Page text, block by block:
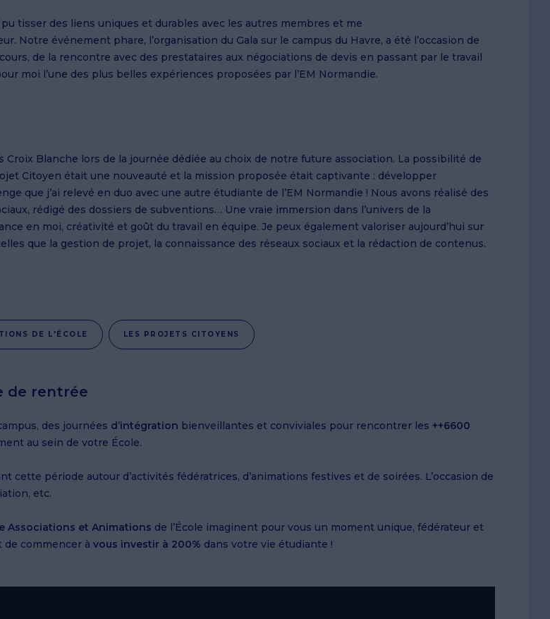
tisser des liens uniques et durables avec les autres membres et me
Notre événement phare, l’organisation du Gala sur le campus du Havre, a été l’occasion de
de la rencontre avec des prestataires aux négociations de devis en passant par le travail
moi l’une des plus belles expériences proposées par l’EM Normandie.
Croix Blanche lors de la journée dédiée au choix de notre future association. La possibilité de
Citoyen était une nouveauté et la mission proposée était captivante : développer
que j’ai relevé en duo avec une autre étudiante de l’EM Normandie ! Nous avons réalisé des
rédigé des dossiers de subventions… Une vraie immersion dans l’univers de la
en moi, créativité et goût du travail en équipe. Je peux également valoriser aujourd’hui sur
que la gestion de projet, la connaissance des réseaux sociaux et la rédaction de contenus.
DE L'ÉCOLE LES PROJETS CITOYENS
de rentrée
des journées d’intégration bienveillantes et conviviales pour rencontrer les ++6600
au sein de votre École.
période autour d’activités fédératrices, d’animations festives et de soirées. L’occasion de
etc.
Associations et Animations de l’École imaginent pour vous un moment unique, fédérateur et
de commencer à vous investir à 200% dans votre vie étudiante !